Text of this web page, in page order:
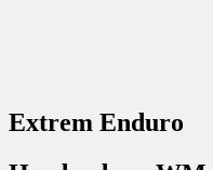
Extrem Enduro